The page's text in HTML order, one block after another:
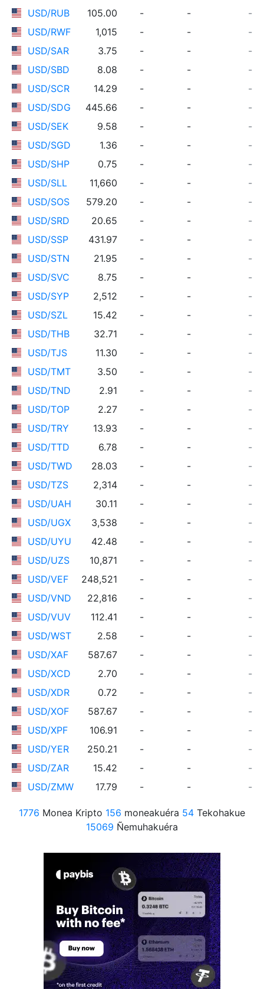
USD/RUB
105.00 - -
-
USD/RWF
1,015 - -
-
USD/SAR
3.75 - -
-
USD/SBD
8.08 - -
-
USD/SCR
14.29 - -
-
USD/SDG
445.66 - -
-
USD/SEK
9.58 - -
-
USD/SGD
1.36 - -
-
USD/SHP
0.75 - -
-
USD/SLL
11,660 - -
-
USD/SOS
579.20 - -
-
USD/SRD
20.65 - -
-
USD/SSP
431.97 - -
-
USD/STN
21.95 - -
-
USD/SVC
8.75 - -
-
USD/SYP
2,512 - -
-
USD/SZL
15.42 - -
-
USD/THB
32.71 - -
-
USD/TJS
11.30 - -
-
USD/TMT
3.50 - -
-
USD/TND
2.91 - -
-
USD/TOP
2.27 - -
-
USD/TRY
13.93 - -
-
USD/TTD
6.78 - -
-
USD/TWD
28.03 - -
-
USD/TZS
2,314 - -
-
USD/UAH
30.11 - -
-
USD/UGX
3,538 - -
-
USD/UYU
42.48 - -
-
USD/UZS
10,871 - -
-
USD/VEF
248,521 - -
-
USD/VND
22,816 - -
-
USD/VUV
112.41 - -
-
USD/WST
2.58 - -
-
USD/XAF
587.67 - -
-
USD/XCD
2.70 - -
-
USD/XDR
0.72 - -
-
USD/XOF
587.67 - -
-
USD/XPF
106.91 - -
-
USD/YER
250.21 - -
-
USD/ZAR
15.42 - -
-
USD/ZMW
17.79 - - -
1776 Monea Kripto 156 moneakuéra 54 Tekohakue
15069 Ñemuhakuéra